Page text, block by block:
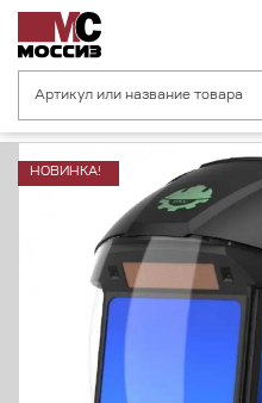
Главная страница
НОВИНКА!